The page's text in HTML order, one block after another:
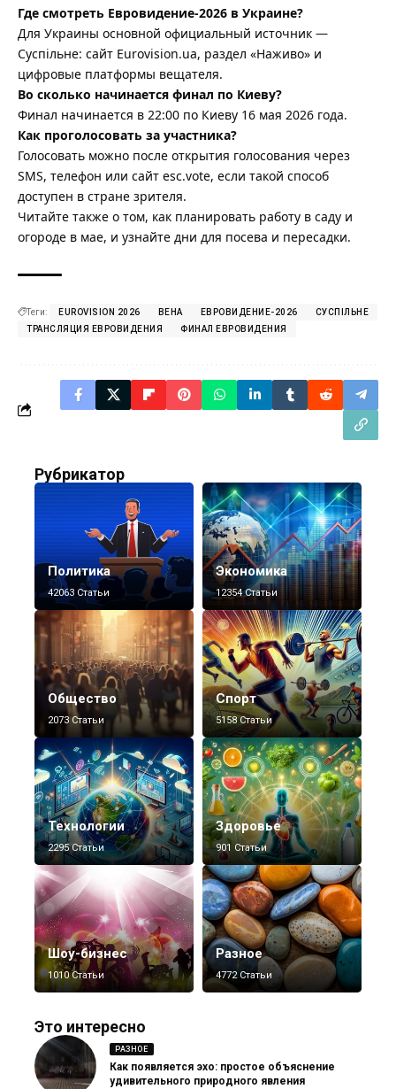
Где смотреть Евровидение-2026 в Украине?
Для Украины основной официальный источник —
Суспільне: сайт Eurovision.ua, раздел «Наживо» и
цифровые платформы вещателя.
Во сколько начинается финал по Киеву?
Финал начинается в 22:00 по Киеву 16 мая 2026 года.
Как проголосовать за участника?
Голосовать можно после открытия голосования через
SMS, телефон или сайт esc.vote, если такой способ
доступен в стране зрителя.
Читайте также о том, как планировать работу в саду и
огороде в мае, и узнайте дни для посева и пересадки.
Теги: EUROVISION 2026 ВЕНА ЕВРОВИДЕНИЕ-2026
СУСПІЛЬНЕ
ТРАНСЛЯЦИЯ ЕВРОВИДЕНИЯ
ФИНАЛ ЕВРОВИДЕНИЯ
Рубрикатор
Политика
42063 Статьи
Экономика
12354 Статьи
Общество
2073 Статьи
Спорт
5158 Статьи
Технологии
2295 Статьи
Здоровье
901 Статьи
Шоу-бизнес
1010 Статьи
Разное
4772 Статьи
Это интересно
РАЗНОЕ
Как появляется эхо: простое объяснение
удивительного природного явления